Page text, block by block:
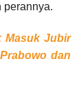
perannya.
Masuk Jubir
dan